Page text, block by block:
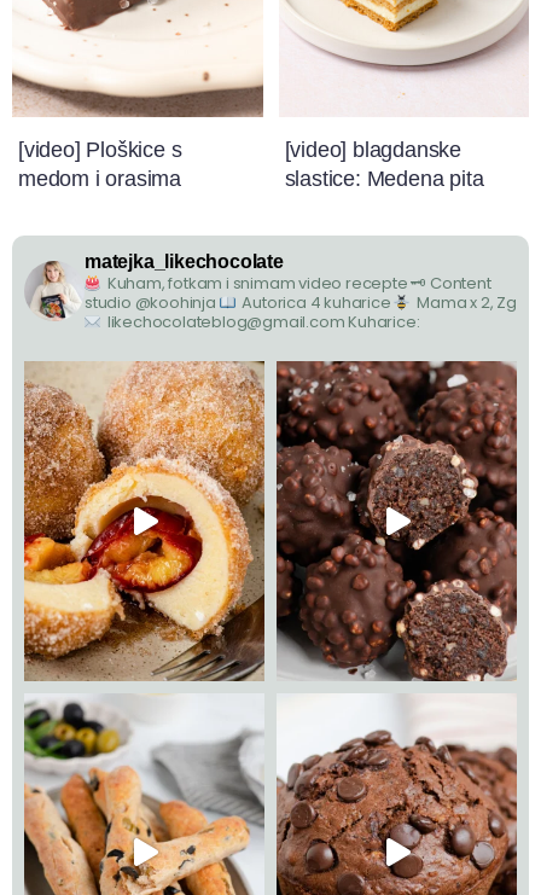
[video] Ploškice s
medom i orasima
[video] blagdanske
slastice: Medena pita
matejka_likechocolate
Kuham, fotkam i snimam video recepte🗝 Content
studio @koohinja
Autorica 4 kuharice
Mama x 2, Zg
likechocolateblog@gmail.com Kuharice: